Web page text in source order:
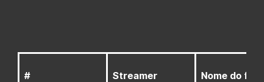
# Streamer Nome do